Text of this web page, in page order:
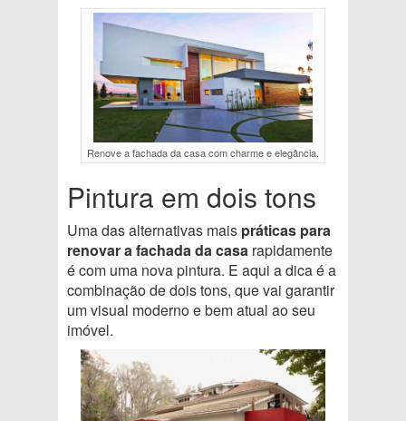
Renove a fachada da casa com charme e elegância.
Pintura em dois tons
Uma das alternativas mais práticas para
renovar a fachada da casa rapidamente
é com uma nova pintura. E aqui a dica é a
combinação de dois tons, que vai garantir
um visual moderno e bem atual ao seu
imóvel.